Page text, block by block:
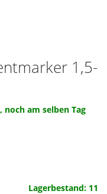
1,5-
am selben Tag
Lagerbestand: 11